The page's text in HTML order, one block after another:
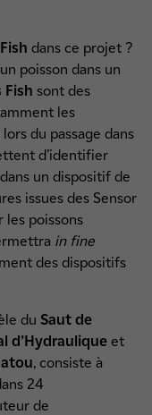
dans ce projet ?
poisson dans un
Fish sont des
les
du passage dans
d’identifier
un dispositif de
issues des Sensor
les poissons
in fine
des dispositifs
du Saut de
d’Hydraulique et
, consiste à
24
de